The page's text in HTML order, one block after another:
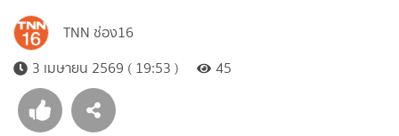
TNN ช่อง16
3 เมษายน 2569 ( 19:53 )
45